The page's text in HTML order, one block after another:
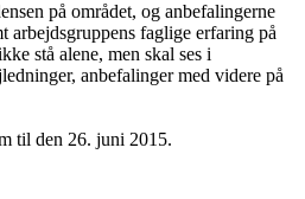
på området, og anbefalingerne
arbejdsgruppens faglige erfaring på
stå alene, men skal ses i
anbefalinger med videre på
til den 26. juni 2015.